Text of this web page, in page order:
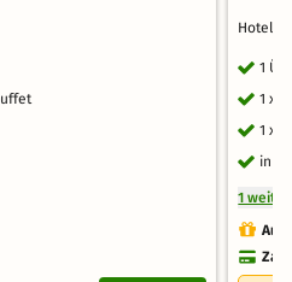
Hotel
1
1 x
1 x
inkl.
1